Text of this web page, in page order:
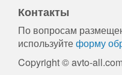
Контакты
По вопросам
используйтеформу
Copyright © avto-